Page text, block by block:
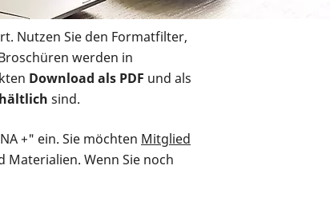
Nutzen Sie den Formatfilter,
werden in
Download als PDF und als
sind.
+" ein. Sie möchten Mitglied
Wenn Sie noch